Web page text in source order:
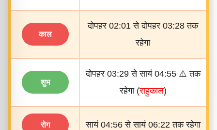
काल
दोपहर 02:01 से दोपहर 03:28 तक
रहेगा
शुभ
दोपहर 03:29 से सायं 04:55 ⚠️ तक
रहेगा (राहुकाल)
रोग सायं 04:56 से सायं 06:22 तक रहेगा